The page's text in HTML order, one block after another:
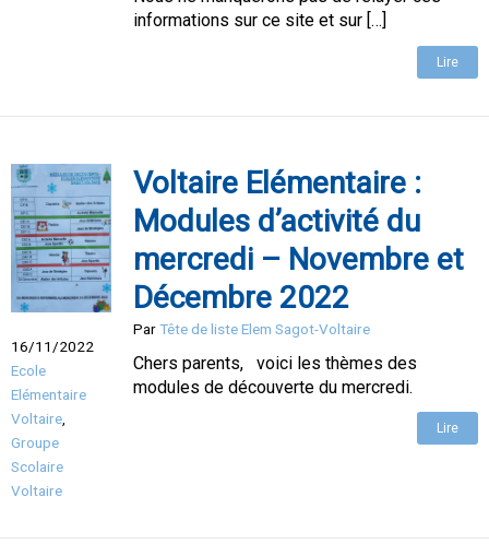
informations sur ce site et sur […]
Lire
16/11/2022
Ecole
Elémentaire
Voltaire
Groupe
Scolaire
Voltaire
Voltaire Elémentaire :
Modules d’activité du
mercredi – Novembre et
Décembre 2022
ParTête de liste Elem Sagot-Voltaire
Chers parents, voici les thèmes des
modules de découverte du mercredi.
Lire